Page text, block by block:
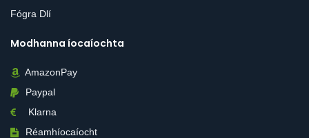
Fógra Dlí
Modhanna íocaíochta
AmazonPay
Paypal
Klarna
Réamhíocaíocht